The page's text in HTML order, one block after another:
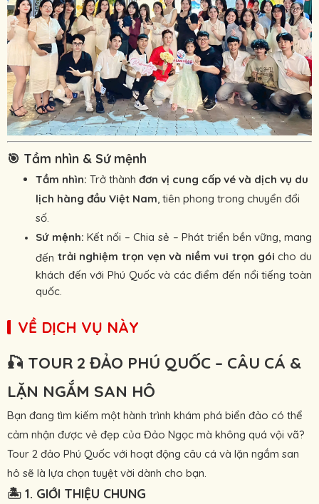
🎯 Tầm nhìn & Sứ mệnh
Tầm nhìn: Trở thành đơn vị cung cấp vé và dịch vụ du
lịch hàng đầu Việt Nam, tiên phong trong chuyển đổi
số.
Sứ mệnh: Kết nối – Chia sẻ – Phát triển bền vững, mang
đến trải nghiệm trọn vẹn và niềm vui trọn gói cho du
khách đến với Phú Quốc và các điểm đến nổi tiếng toàn
quốc.
VỀ DỊCH VỤ NÀY
🎣 TOUR 2 ĐẢO PHÚ QUỐC – CÂU CÁ &
LẶN NGẮM SAN HÔ
Bạn đang tìm kiếm một hành trình khám phá biển đảo có thể
cảm nhận được vẻ đẹp của Đảo Ngọc mà không quá vội vã?
Tour 2 đảo Phú Quốc với hoạt động câu cá và lặn ngắm san
hô sẽ là lựa chọn tuyệt vời dành cho bạn.
🏝 1. GIỚI THIỆU CHUNG